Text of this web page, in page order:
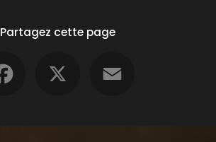
Partagez cette page